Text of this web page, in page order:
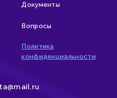
Документы
Вопросы
Политика
конфиденциальности